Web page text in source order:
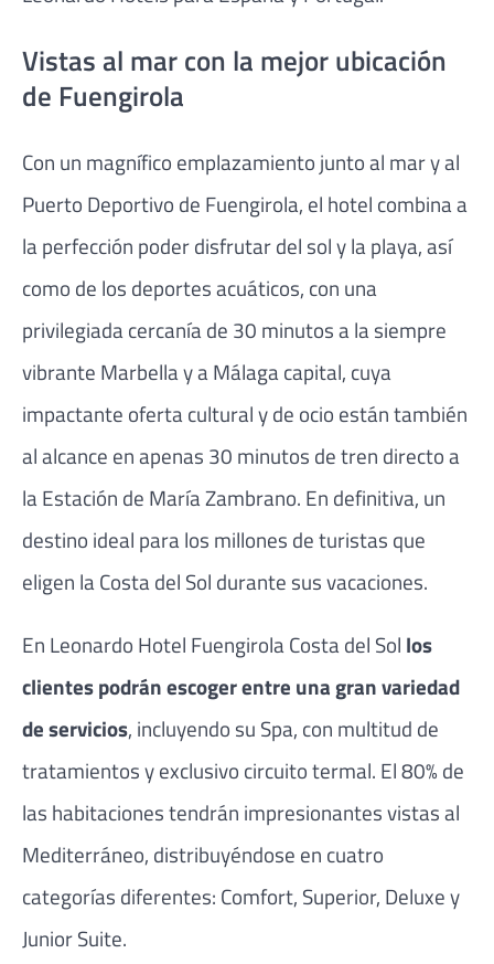
Vistas al mar con la mejor ubicación
de Fuengirola
Con un magnífico emplazamiento junto al mar y al
Puerto Deportivo de Fuengirola, el hotel combina a
la perfección poder disfrutar del sol y la playa, así
como de los deportes acuáticos, con una
privilegiada cercanía de 30 minutos a la siempre
vibrante Marbella y a Málaga capital, cuya
impactante oferta cultural y de ocio están también
al alcance en apenas 30 minutos de tren directo a
la Estación de María Zambrano. En definitiva, un
destino ideal para los millones de turistas que
eligen la Costa del Sol durante sus vacaciones.
En Leonardo Hotel Fuengirola Costa del Sol los
clientes podrán escoger entre una gran variedad
de servicios, incluyendo su Spa, con multitud de
tratamientos y exclusivo circuito termal. El 80% de
las habitaciones tendrán impresionantes vistas al
Mediterráneo, distribuyéndose en cuatro
categorías diferentes: Comfort, Superior, Deluxe y
Junior Suite.